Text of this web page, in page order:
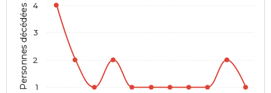
Personnes décédées 1
2
3
4